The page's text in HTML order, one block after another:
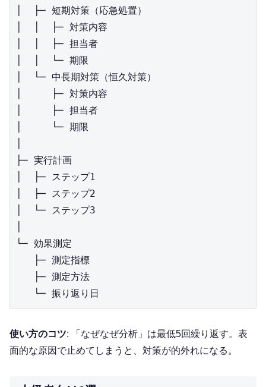
│  ├─ 短期対策（応急処置）
│  │  ├─ 対策内容
│  │  ├─ 担当者
│  │  └─ 期限
│  └─ 中長期対策（恒久対策）
│     ├─ 対策内容
│     ├─ 担当者
│     └─ 期限
├─ 実行計画
│  ├─ ステップ1
│  ├─ ステップ2
│  └─ ステップ3
└─ 効果測定
   ├─ 測定指標
   ├─ 測定方法
使い方のコツ: 「なぜなぜ分析」は最低5回繰り返す。表
面的な原因で止めてしまうと、対策が的外れになる。